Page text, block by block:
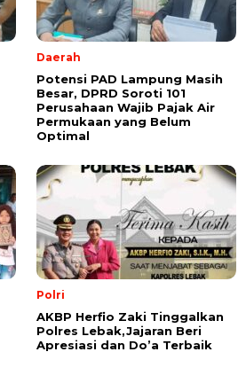
Daerah
Potensi PAD Lampung Masih
Besar, DPRD Soroti 101
Perusahaan Wajib Pajak Air
Permukaan yang Belum
Optimal
Polri
AKBP Herfio Zaki Tinggalkan
Polres Lebak,Jajaran Beri
Apresiasi dan Do’a Terbaik